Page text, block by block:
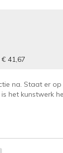
41,67
na. Staat er
het kunstwerk